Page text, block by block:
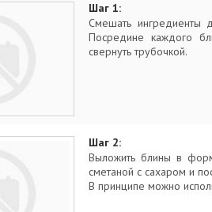
Шаг 1:
Смешать ингредиенты
Посредине каждого
свернуть трубочкой.
Шаг 2:
Выложить блины в
сметаной с сахаром и
В принципе можно